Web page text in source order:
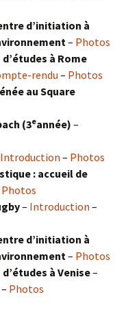
d’initiation à
– Photos
à Rome
rendu – Photos
au Square
(3eannée) –
Introduction – Photos
: accueil de
Photos
– Introduction –
d’initiation à
– Photos
à Venise–
– Photos